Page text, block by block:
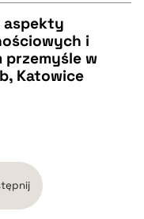
i
w
Katowice